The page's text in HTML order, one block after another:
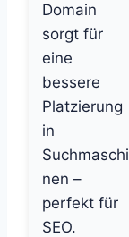
Domain
sorgt für
eine
bessere
Platzierung
in
Suchmaschi
nen –
perfekt für
SEO.